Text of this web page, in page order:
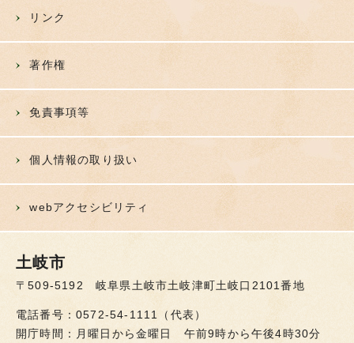
リンク
著作権
免責事項等
個人情報の取り扱い
webアクセシビリティ
土岐市
〒509-5192 岐阜県土岐市土岐津町土岐口2101番地
電話番号：0572-54-1111（代表）
開庁時間：月曜日から金曜日 午前9時から午後4時30分